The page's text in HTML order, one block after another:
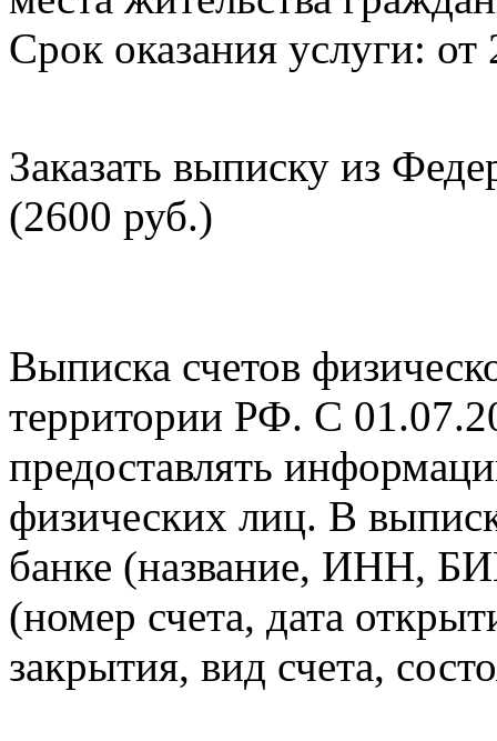
Срок оказания услуги: от
Заказать выписку из
(2600 руб.)
Выписка счетов
территории РФ. С
предоставлять
физических лиц. В
банке (название, ИНН,
(номер счета, дата
закрытия, вид счета,